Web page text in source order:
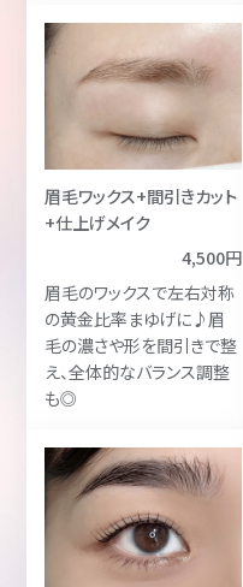
眉毛ワックス+間引きカット
+仕上げメイク
4,500円
眉毛のワックスで左右対称
の黄金比率まゆげに♪眉
毛の濃さや形を間引きで整
え、全体的なバランス調整
も◎